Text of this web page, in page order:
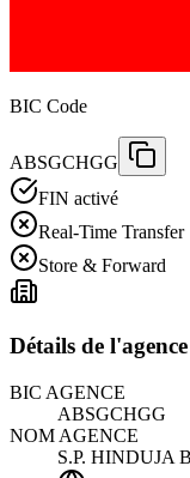
BIC Code
ABSGCHGG
FIN activé
Real-Time Transfer
Store & Forward
Détails de l'agence
BIC AGENCE
ABSGCHGG
NOM AGENCE
S.P. HINDUJA